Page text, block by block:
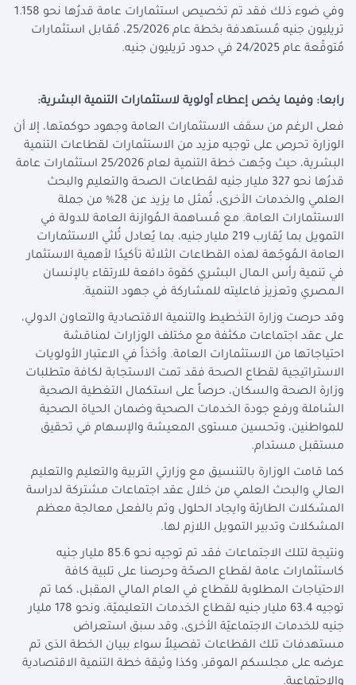
وفي ضوء ذلك فقد تم تخصيص استثمارات عامة قدرُها نحو 1.158
تريليون جنيه مُستهدفة بخطة عام 25/2026، مُقابل استثمارات
مُتوقّعة عام 24/2025 في حدود تريليون جنيه.
رابعا: وفيما يخص إعطاء أولوية لاستثمارات التنمية البشرية:
فعلى الرغم من سقف الاستثمارات العامة وجهود حوكمتها، إلا أن
الوزارة تحرص على توجيه مزيد من الاستثمارات لقطاعات التنمية
البشرية، حيث وجّهت خطة التنمية لعام 25/2026 استثمارات عامة
قدرُها نحو 327 مليار جنيه لقطاعات الصحة والتعليم والبحث
العلمي والخدمات الأخرى، تُمثل ما يزيد عن 28% من جملة
الاستثمارات العامة. مع مُساهمة الـمُوازنة العامة للدولة في
التمويل بما يُقارب 219 مليار جنيه، بما يُعادل ثُلثي الاستثمارات
العامة الـمُوجّهة لهذه القطاعات الثلاثة تأكيدًا لأهمية الاستثمار
في تنمية رأس الـمال البشري كقوة دافعة للارتقاء بالإنسان
الـمصري وتعزيز فاعليته للمشاركة في جهود التنمية.
وقد حرصت وزارة التخطيط والتنمية الاقتصادية والتعاون الدولي،
على عقد اجتماعات مكثفة مع مختلف الوزارات لمناقشة
احتياجاتها من الاستثمارات العامة. وأخذاً في الاعتبار الأولويات
الاستراتيجية لقطاع الصحة فقد تمت الاستجابة لكافة متطلبات
وزارة الصحة والسكان، حرصاً على استكمال التغطية الصحية
الشاملة ورفع جودة الخدمات الصحية وضمان الحياة الصحية
للمواطنين، وتحسين مستوى المعيشة والإسهام في تحقيق
مستقبل مستدام.
كما قامت الوزارة بالتنسيق مع وزارتي التربية والتعليم والتعليم
العالي والبحث العلمي من خلال عقد اجتماعات مشتركة لدراسة
المشكلات الطارئة وايجاد الحلول وتم بالفعل معالجة معظم
المشكلات وتدبير التمويل اللازم لها.
ونتيجة لتلك الاجتماعات فقد تم توجيه نحو 85.6 مليار جنيه
كاستثمارات عامة لقطاع الصحّة وحرصنا على تلبية كافة
الاحتياجات المطلوبة للقطاع في العام المالي المقبل، كما تم
توجيه 63.4 مليار جنيه لقطاع الخدمات التعليميّة، ونحو 178 مليار
جنيه للخدمات الاجتماعيّة الأخرى، وقد سبق استعراض
مستهدفات تلك القطاعات تفصيلاً سواء ببيان الخطة الذى تم
عرضه على مجلسكم الموقر، وكذا وثيقة خطة التنمية الاقتصادية